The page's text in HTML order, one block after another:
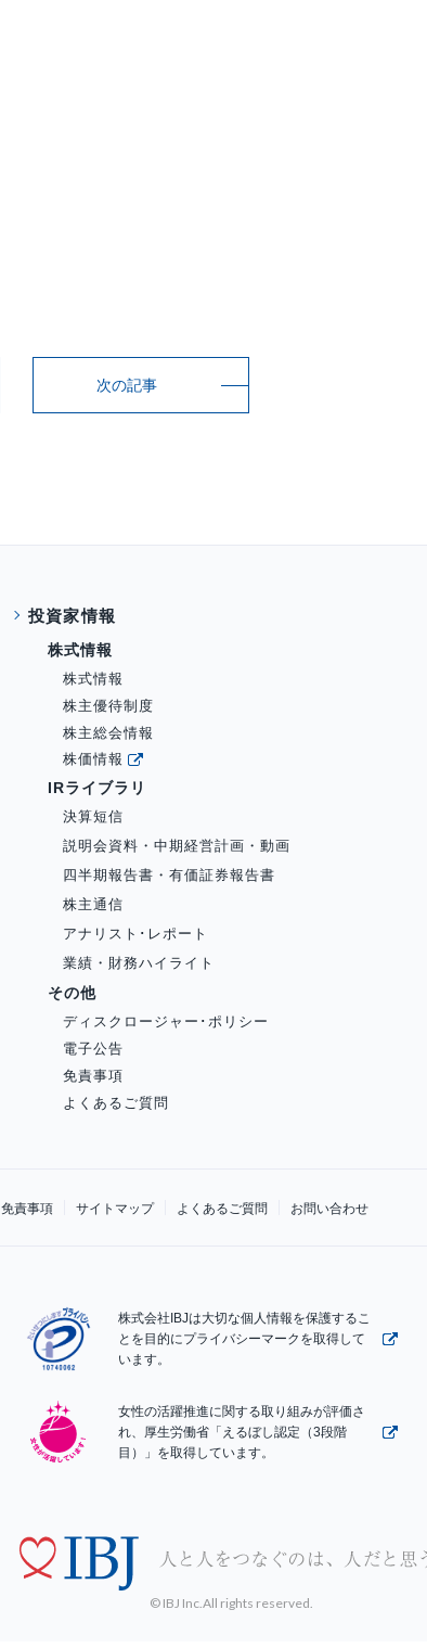
次の記事
投資家情報
株式情報
株式情報
株主優待制度
株主総会情報
株価情報
IRライブラリ
決算短信
説明会資料・中期経営計画・動画
四半期報告書・有価証券報告書
株主通信
アナリスト･レポート
業績・財務ハイライト
その他
ディスクロージャー･ポリシー
電子公告
免責事項
よくあるご質問
免責事項 サイトマップ よくあるご質問 お問い合わせ
株式会社IBJは大切な個人情報を保護するこ
とを目的にプライバシーマークを取得して
います。
女性の活躍推進に関する取り組みが評価さ
れ、厚生労働省「えるぼし認定（3段階
目）」を取得しています。
© IBJ Inc.All rights reserved.